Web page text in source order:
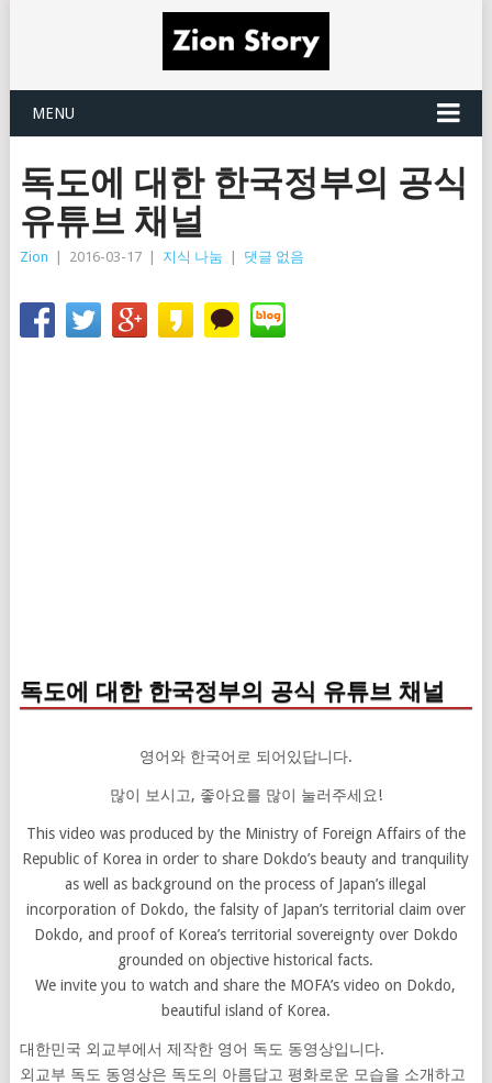
MENU
독도에 대한 한국정부의 공식
유튜브 채널
Zion 2016-03-17 지식 나눔 댓글 없음
독도에 대한 한국정부의 공식 유튜브 채널
영어와 한국어로 되어있답니다.
많이 보시고, 좋아요를 많이 눌러주세요!
This video was produced by the Ministry of Foreign Affairs of the
Republic of Korea in order to share Dokdo’s beauty and tranquility
as well as background on the process of Japan’s illegal
incorporation of Dokdo, the falsity of Japan’s territorial claim over
Dokdo, and proof of Korea’s territorial sovereignty over Dokdo
grounded on objective historical facts.
We invite you to watch and share the MOFA’s video on Dokdo,
beautiful island of Korea.
대한민국 외교부에서 제작한 영어 독도 동영상입니다.
외교부 독도 동영상은 독도의 아름답고 평화로운 모습을 소개하고